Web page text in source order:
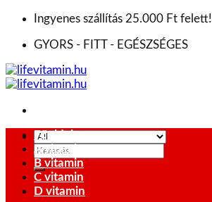
Skip
content
Ingyenes szállítás 25.000 Ft felett!
GYORS - FITT - EGÉSZSÉGES
Keresés
a
következőre:
Főoldal
A vitamin
B vitamin
C vitamin
D vitamin